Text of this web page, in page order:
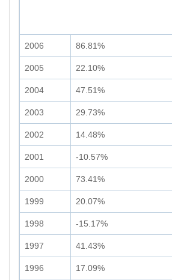
2006 86.81%
2005 22.10%
2004 47.51%
2003 29.73%
2002 14.48%
2001 -10.57%
2000 73.41%
1999 20.07%
1998 -15.17%
1997 41.43%
1996 17.09%